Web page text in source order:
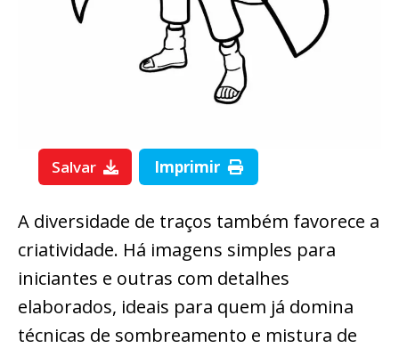
Salvar Imprimir
A diversidade de traços também favorece a
criatividade. Há imagens simples para
iniciantes e outras com detalhes
elaborados, ideais para quem já domina
técnicas de sombreamento e mistura de